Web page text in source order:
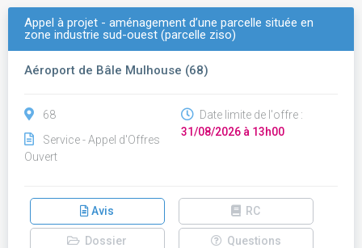
Appel à projet - aménagement d’une parcelle située en
zone industrie sud-ouest (parcelle ziso)
Aéroport de Bâle Mulhouse (68)
68
Service - Appel d'Offres
Ouvert
Date limite de l'offre :
31/08/2026 à 13h00
Avis RC
Dossier Questions